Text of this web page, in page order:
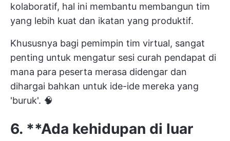
kolaboratif, hal ini membantu membangun tim
yang lebih kuat dan ikatan yang produktif.
Khususnya bagi pemimpin tim virtual, sangat
penting untuk mengatur sesi curah pendapat di
mana para peserta merasa didengar dan
dihargai bahkan untuk ide-ide mereka yang
'buruk'. 🧠
6. **Ada kehidupan di luar